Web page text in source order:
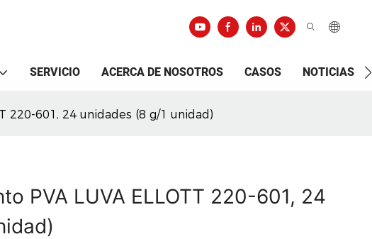
SERVICIO ACERCA DE NOSOTROS CASOS NOTICIAS
220-601, 24 unidades (8 g/1 unidad)
PVA LUVA ELLOTT 220-601, 24